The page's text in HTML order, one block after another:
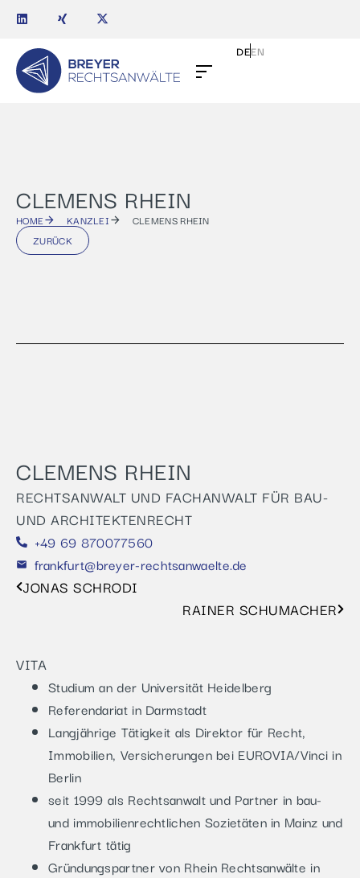
DEEN
CLEMENS RHEIN
HOME KANZLEI
CLEMENS RHEIN
ZURÜCK
CLEMENS RHEIN
RECHTSANWALT UND FACHANWALT FÜR BAU-
UND ARCHITEKTENRECHT
+49 69 870077560
frankfurt@breyer-rechtsanwaelte.de
JONAS SCHRODI
RAINER SCHUMACHER
VITA
Studium an der Universität Heidelberg
Referendariat in Darmstadt
Langjährige Tätigkeit als Direktor für Recht,
Immobilien, Versicherungen bei EUROVIA/Vinci in
Berlin
seit 1999 als Rechtsanwalt und Partner in bau-
und immobilienrechtlichen Sozietäten in Mainz und
Frankfurt tätig
Gründungspartner von Rhein Rechtsanwälte in